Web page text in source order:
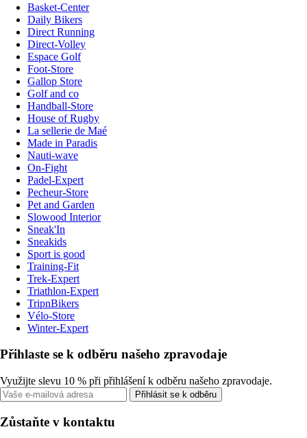
Basket-Center
Daily Bikers
Direct Running
Direct-Volley
Espace Golf
Foot-Store
Gallop Store
Golf and co
Handball-Store
House of Rugby
La sellerie de Maé
Made in Paradis
Nauti-wave
On-Fight
Padel-Expert
Pecheur-Store
Pet and Garden
Slowood Interior
Sneak'In
Sneakids
Sport is good
Training-Fit
Trek-Expert
Triathlon-Expert
TripnBikers
Vélo-Store
Winter-Expert
Přihlaste se k odběru našeho zpravodaje
Využijte slevu 10 % při přihlášení k odběru našeho zpravodaje.
Přihlásit se k odběru
Zůstaňte v kontaktu